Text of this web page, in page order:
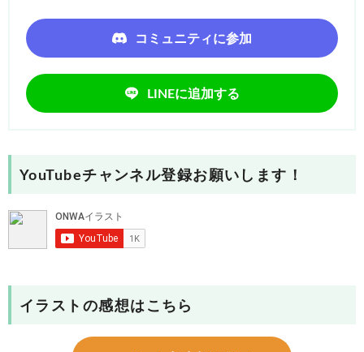
コミュニティに参加
LINEに追加する
YouTubeチャンネル登録お願いします！
イラストの感想はこちら